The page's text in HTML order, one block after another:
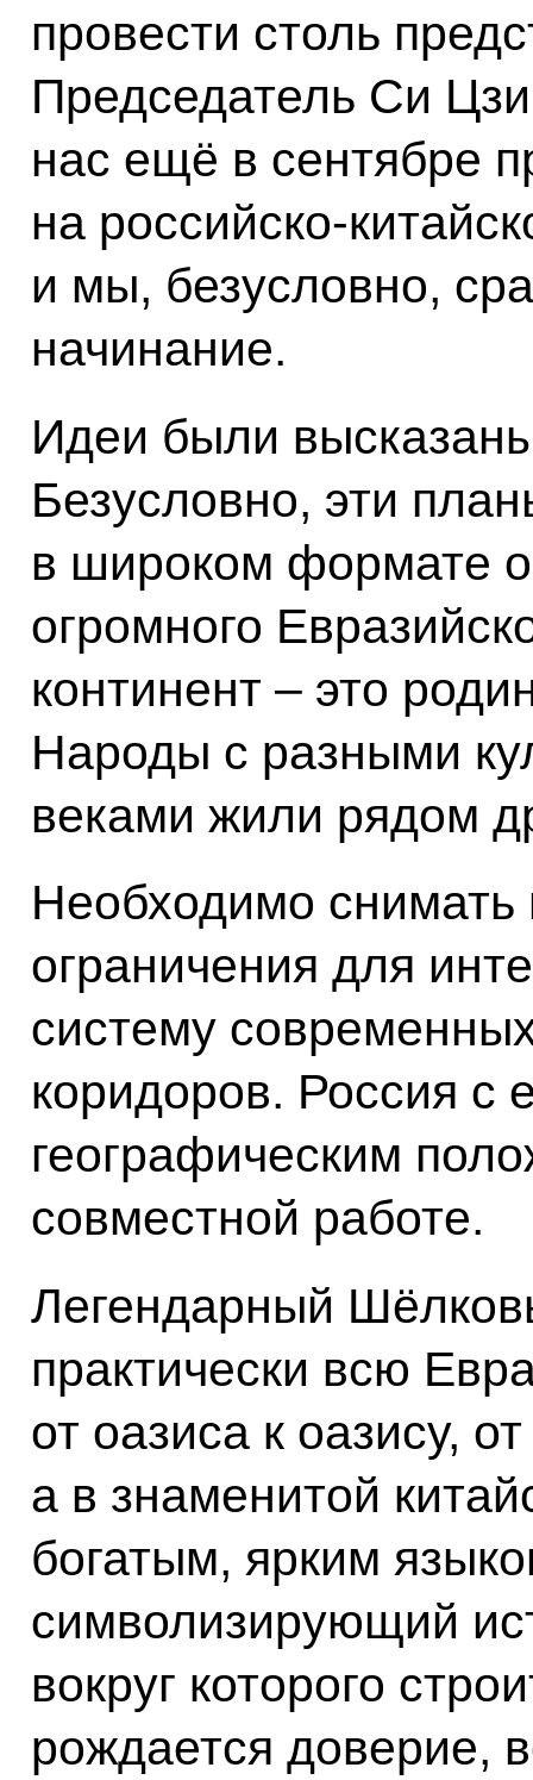
провести столь
Председатель Си
нас ещё в сентябре
на российско-
и мы, безусловно,
начинание.
Идеи были
Безусловно, эти
в широком формате
огромного
континент – это
Народы с разными
веками жили рядом
Необходимо
ограничения для
систему
коридоров. Россия с
географическим
совместной работе.
Легендарный
практически всю
от оазиса к оазису,
а в знаменитой
богатым, ярким
символизирующий
вокруг которого
рождается доверие,